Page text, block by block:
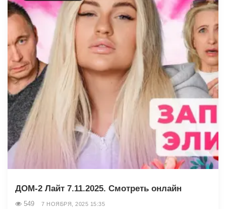
ДОМ-2 Лайт 7.11.2025. Смотреть онлайн
549 7 НОЯБРЯ, 2025 15:35